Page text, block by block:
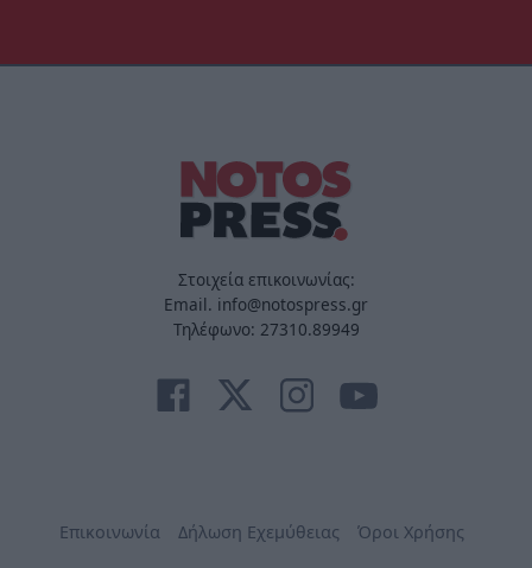
Στοιχεία επικοινωνίας:
Email. info@notospress.gr
Τηλέφωνο: 27310.89949
Επικοινωνία Δήλωση Εχεμύθειας Όροι Χρήσης